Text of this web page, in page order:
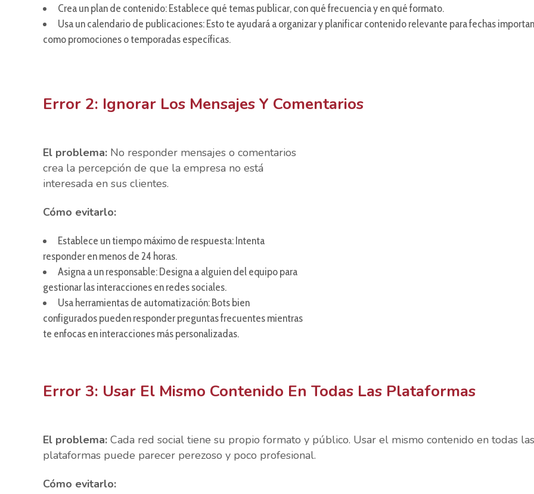
Crea un plan de contenido: Establece qué temas publicar, con qué frecuencia y en qué formato.
Usa un calendario de publicaciones: Esto te ayudará a organizar y planificar contenido relevante para fechas
como promociones o temporadas específicas.
Error 2: Ignorar Los Mensajes Y Comentarios
El problema: No responder mensajes o comentarios
crea la percepción de que la empresa no está
interesada en sus clientes.
Cómo evitarlo:
Establece un tiempo máximo de respuesta: Intenta
responder en menos de 24 horas.
Asigna a un responsable: Designa a alguien del equipo para
gestionar las interacciones en redes sociales.
Usa herramientas de automatización: Bots bien
configurados pueden responder preguntas frecuentes mientras
te enfocas en interacciones más personalizadas.
Error 3: Usar El Mismo Contenido En Todas Las Plataformas
El problema: Cada red social tiene su propio formato y público. Usar el mismo contenido en todas las
plataformas puede parecer perezoso y poco profesional.
Cómo evitarlo: